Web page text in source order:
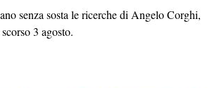
senza sosta le ricerche di Angelo Corghi,
3 agosto.